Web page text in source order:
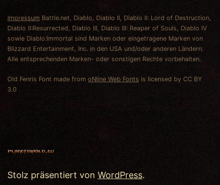
Impressum Battle.net, Diablo, Diablo II, Diablo II: Lord of Destruction,
Diablo II:Resurrected, Diablo III, Diablo III: Reaper of Souls, Diablo IV
sowie Diablo:Immortal sind Marken oder eingetragene Marken von
Blizzard Entertainment, Inc. in den USA und/oder anderen Ländern.
Alle entsprechenden Marken- oder sonstigen Rechte vorbehalten.
Old Fenris Font made from oNline Web Fonts is licensed by CC BY
3.0
Stolz präsentiert von WordPress.